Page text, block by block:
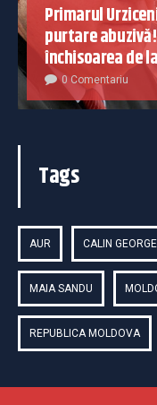
Primarul
purtare
închisoarea de
0 Comentariu
Tags
AUR CALIN
MAIA SANDU
REPUBLICA MOLDOVA